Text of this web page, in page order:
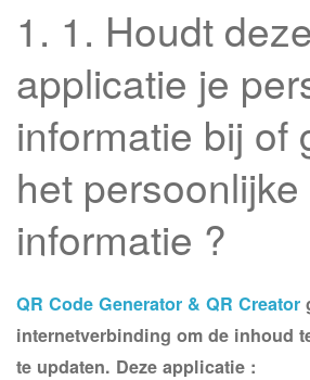
1. 1. Houdt deze
applicatie je
informatie bij of
het persoonlijke
informatie ?
QR Code Generator & QR Creator
internetverbinding om de inhoud
te updaten. Deze applicatie :